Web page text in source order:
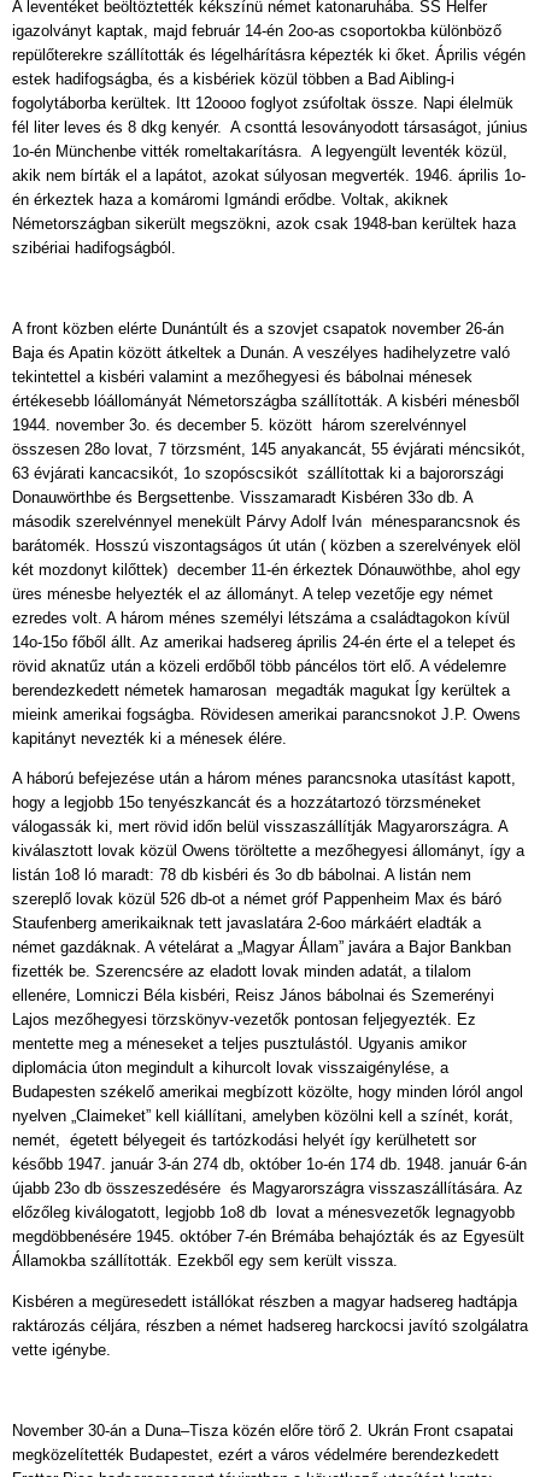
A leventéket beöltöztették kékszínü német katonaruhába. SS Helfer
igazolványt kaptak, majd február 14-én 2oo-as csoportokba különböző
repülőterekre szállították és légelhárításra képezték ki őket. Április végén
estek hadifogságba, és a kisbériek közül többen a Bad Aibling-i
fogolytáborba kerültek. Itt 12oooo foglyot zsúfoltak össze. Napi élelmük
fél liter leves és 8 dkg kenyér. A csonttá lesoványodott társaságot, június
1o-én Münchenbe vitték romeltakarításra. A legyengült leventék közül,
akik nem bírták el a lapátot, azokat súlyosan megverték. 1946. április 1o-
én érkeztek haza a komáromi Igmándi erődbe. Voltak, akiknek
Németországban sikerült megszökni, azok csak 1948-ban kerültek haza
szibériai hadifogságból.
A front közben elérte Dunántúlt és a szovjet csapatok november 26-án
Baja és Apatin között átkeltek a Dunán. A veszélyes hadihelyzetre való
tekintettel a kisbéri valamint a mezőhegyesi és bábolnai ménesek
értékesebb lóállományát Németországba szállították. A kisbéri ménesből
1944. november 3o. és december 5. között három szerelvénnyel
összesen 28o lovat, 7 törzsmént, 145 anyakancát, 55 évjárati méncsikót,
63 évjárati kancacsikót, 1o szopóscsikót szállítottak ki a bajorországi
Donauwörthbe és Bergsettenbe. Visszamaradt Kisbéren 33o db. A
második szerelvénnyel menekült Párvy Adolf Iván ménesparancsnok és
barátomék. Hosszú viszontagságos út után ( közben a szerelvények elöl
két mozdonyt kilőttek) december 11-én érkeztek Dónauwöthbe, ahol egy
üres ménesbe helyezték el az állományt. A telep vezetője egy német
ezredes volt. A három ménes személyi létszáma a családtagokon kívül
14o-15o főből állt. Az amerikai hadsereg április 24-én érte el a telepet és
rövid aknatűz után a közeli erdőből több páncélos tört elő. A védelemre
berendezkedett németek hamarosan megadták magukat Így kerültek a
mieink amerikai fogságba. Rövidesen amerikai parancsnokot J.P. Owens
kapitányt nevezték ki a ménesek élére.
A háború befejezése után a három ménes parancsnoka utasítást kapott,
hogy a legjobb 15o tenyészkancát és a hozzátartozó törzsméneket
válogassák ki, mert rövid időn belül visszaszállítják Magyarországra. A
kiválasztott lovak közül Owens töröltette a mezőhegyesi állományt, így a
listán 1o8 ló maradt: 78 db kisbéri és 3o db bábolnai. A listán nem
szereplő lovak közül 526 db-ot a német gróf Pappenheim Max és báró
Staufenberg amerikaiknak tett javaslatára 2-6oo márkáért eladták a
német gazdáknak. A vételárat a „Magyar Állam” javára a Bajor Bankban
fizették be. Szerencsére az eladott lovak minden adatát, a tilalom
ellenére, Lomniczi Béla kisbéri, Reisz János bábolnai és Szemerényi
Lajos mezőhegyesi törzskönyv-vezetők pontosan feljegyezték. Ez
mentette meg a méneseket a teljes pusztulástól. Ugyanis amikor
diplomácia úton megindult a kihurcolt lovak visszaigénylése, a
Budapesten székelő amerikai megbízott közölte, hogy minden lóról angol
nyelven „Claimeket” kell kiállítani, amelyben közölni kell a színét, korát,
nemét, égetett bélyegeit és tartózkodási helyét így kerülhetett sor
később 1947. január 3-án 274 db, október 1o-én 174 db. 1948. január 6-án
újabb 23o db összeszedésére és Magyarországra visszaszállítására. Az
előzőleg kiválogatott, legjobb 1o8 db lovat a ménesvezetők legnagyobb
megdöbbenésére 1945. október 7-én Brémába behajózták és az Egyesült
Államokba szállították. Ezekből egy sem került vissza.
Kisbéren a megüresedett istállókat részben a magyar hadsereg hadtápja
raktározás céljára, részben a német hadsereg harckocsi javító szolgálatra
vette igénybe.
November 30-án a Duna–Tisza közén előre törő 2. Ukrán Front csapatai
megközelítették Budapestet, ezért a város védelmére berendezkedett